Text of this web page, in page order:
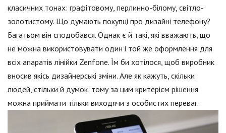
класичних тонах: графітовому, перлинно-білому, світло-
золотистому. Що думають покупці про дизайні телефону?
Багатьом він сподобався. Однак є й такі, які вважають, що
не можна використовувати один і той же оформлення для
всіх апаратів лінійки Zenfone. Їм би хотілося, щоб виробник
вносив якісь дизайнерські зміни. Але як кажуть, скільки
людей, стільки й думок, тому за цим критерієм рішення
можна приймати тільки виходячи з особистих переваг.